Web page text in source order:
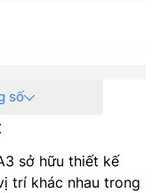
số
sở hữu thiết kế
trí khác nhau trong